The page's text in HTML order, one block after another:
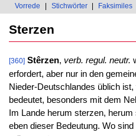
Vorrede Stichwörter Faksimiles
Sterzen
[360] Stêrzen, verb. regul. neutr.
erfordert, aber nur in den
Nieder-Deutschlandes üblich
bedeutet, besonders mit dem
Im Lande herum sterzen,
eben dieser Bedeutung. Wo